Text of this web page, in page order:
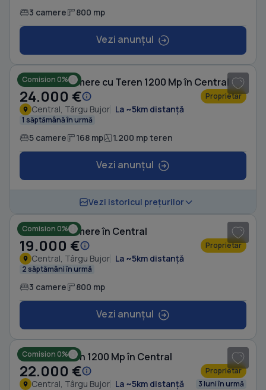
3 camere 800 mp
Vezi anunțul
Comision 0%
Casă cu 5 camere cu Teren 1200 Mp în Central
24.000 € Proprietar
Central, Târgu Bujor La ~5km distanță
1 săptămână în urmă
5 camere 168 mp 1.200 mp teren
Vezi anunțul
Vezi istoricul prețurilor
Comision 0%
Casă cu 3 camere în Central
19.000 € Proprietar
Central, Târgu Bujor La ~5km distanță
2 săptămâni în urmă
3 camere 800 mp
Vezi anunțul
Comision 0%
Casă cu Teren 1200 Mp în Central
22.000 € Proprietar
Central, Târgu Bujor La ~5km distanță 3 luni în urmă